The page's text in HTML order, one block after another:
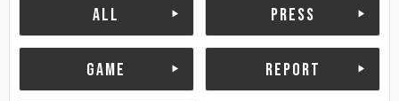
ALL PRESS
GAME REPORT